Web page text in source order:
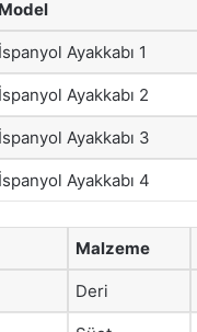
Model
İspanyol Ayakkabı 1
İspanyol Ayakkabı 2
İspanyol Ayakkabı 3
İspanyol Ayakkabı 4
Malzeme
Deri